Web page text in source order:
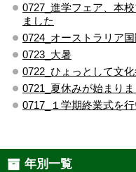
0727_進学フェア、本
ました
0724_オーストラリア
0723_大暑
0722_ひょっとして文
0721_夏休みが始まりま
0717_１学期終業式を行
年別一覧